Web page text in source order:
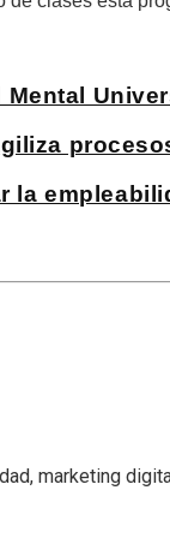
Mental
la
marketing